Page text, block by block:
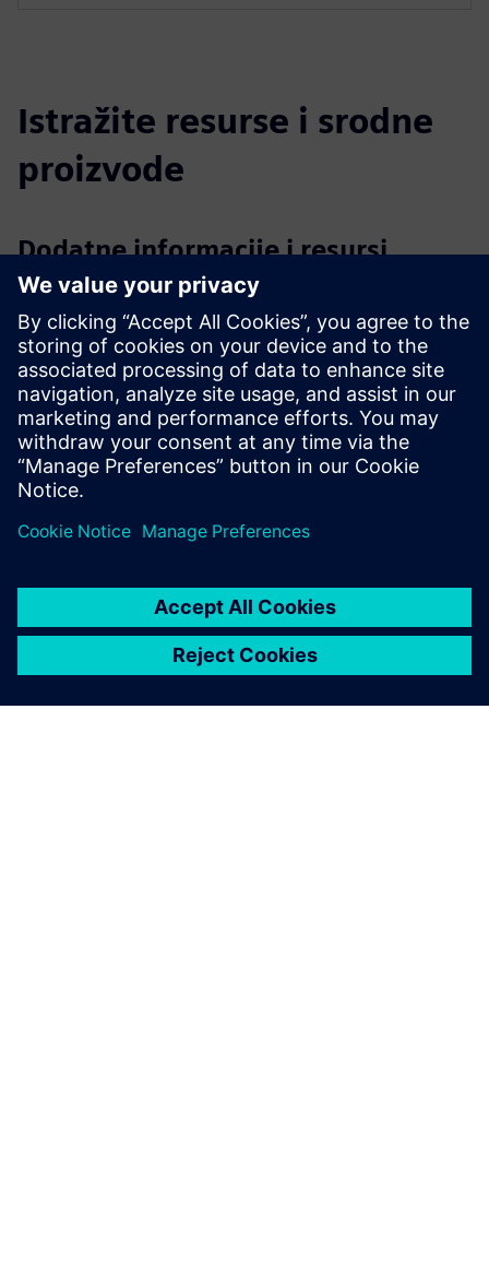
Istražite resurse i srodne
proizvode
Dodatne informacije i resursi
Digitalni mozak
Simulacija i emulacija radionice automobilskih boja
Poboljšanje energetske učinkovitosti u tercijarnom
tretmanu španjolskog plovila
Preduvjeti